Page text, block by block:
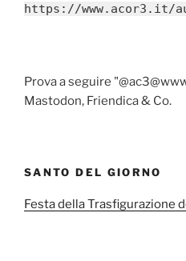
https://www.acor3.it/
Prova a seguire
Mastodon, Friendica & Co.
SANTO DEL GIORNO
Festa della Trasfigurazione